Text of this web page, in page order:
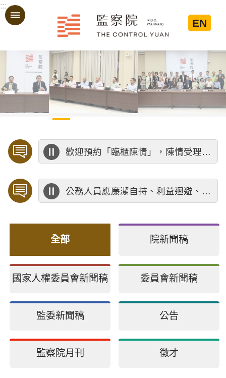
跳到主要內容區塊
:::
EN
歡迎預約「臨櫃陳情」，陳情受理中心將優先排定人員與您接談，釐清案情爭點後收案處理，以節省您的寶貴時間。
公務人員應廉潔自持、利益迴避、依法公正執行公務～考試院公務人員保障暨培訓委員會～
全部 院新聞稿
國家人權委員會新聞稿 委員會新聞稿
監委新聞稿 公告
監察院月刊 徵才